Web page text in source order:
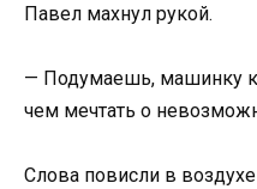
Павел махнул рукой.
— Подумаешь, машинку
чем мечтать о
Слова повисли в